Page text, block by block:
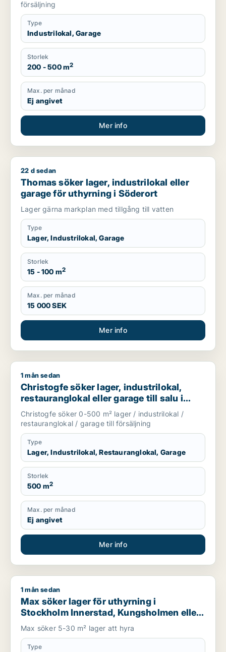
försäljning
Type
Industrilokal, Garage
Storlek
200 - 500 m2
Max. per månad
Ej angivet
Mer info
Thomas söker lager, industrilokal eller garage för uthyrning
22 d sedan
Thomas söker lager, industrilokal eller
garage för uthyrning i Söderort
Lager gärna markplan med tillgång till vatten
Type
Lager, Industrilokal, Garage
Storlek
15 - 100 m2
Max. per månad
15 000 SEK
Mer info
Christogfe söker lager, industrilokal, restauranglokal eller
1 mån sedan
Christogfe söker lager, industrilokal,
restauranglokal eller garage till salu i
Nykvarn, Stockholm Innerstad eller
Kungsholmen m.fl.
Christogfe söker 0-500 m² lager / industrilokal /
restauranglokal / garage till försäljning
Type
Lager, Industrilokal, Restauranglokal, Garage
Storlek
500 m2
Max. per månad
Ej angivet
Mer info
Max söker lager för uthyrning i Stockholm Innerstad,
1 mån sedan
Max söker lager för uthyrning i
Stockholm Innerstad, Kungsholmen eller
Vasastan m.fl.
Max söker 5-30 m² lager att hyra
Type